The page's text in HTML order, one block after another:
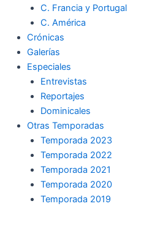
C. Francia y Portugal
C. América
Crónicas
Galerías
Especiales
Entrevistas
Reportajes
Dominicales
Otras Temporadas
Temporada 2023
Temporada 2022
Temporada 2021
Temporada 2020
Temporada 2019